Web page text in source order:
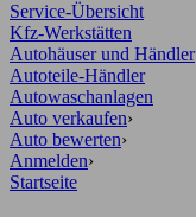
Service-Übersicht
Kfz-Werkstätten
Autohäuser und Händler
Autoteile-Händler
Autowaschanlagen
Auto verkaufen›
Auto bewerten›
Anmelden›
Startseite